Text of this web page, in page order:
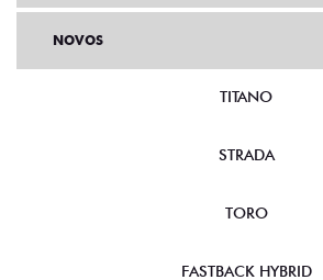
NOVOS
TITANO
STRADA
TORO
FASTBACK HYBRID